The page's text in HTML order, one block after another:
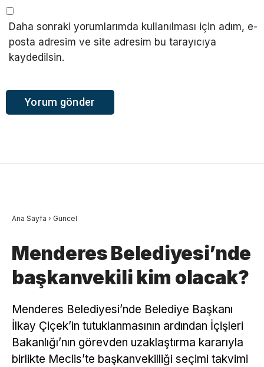
Daha sonraki yorumlarımda kullanılması için adım, e-
posta adresim ve site adresim bu tarayıcıya
kaydedilsin.
Ana Sayfa › Güncel
Menderes Belediyesi’nde
başkanvekili kim olacak?
Menderes Belediyesi’nde Belediye Başkanı
İlkay Çiçek’in tutuklanmasının ardından İçişleri
Bakanlığı’nın görevden uzaklaştırma kararıyla
birlikte Meclis’te başkanvekilliği seçimi takvimi